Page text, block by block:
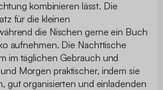
kombinieren lässt. Die
für die kleinen
die Nischen gerne ein Buch
aufnehmen. Die Nachttische
im täglichen Gebrauch und
Morgen praktischer, indem sie
gut organisierten und einladenden